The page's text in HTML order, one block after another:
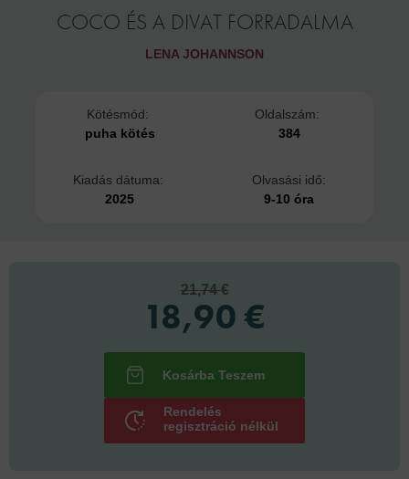
COCO ÉS A DIVAT FORRADALMA
LENA JOHANNSON
Kötésmód:
puha kötés
Oldalszám:
384
Kiadás dátuma:
2025
Olvasási idő:
9-10 óra
21,74 €
18,90 €
Rendelés
regisztráció nélkül